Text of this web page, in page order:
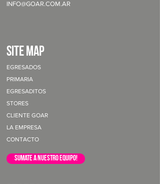
INFO@GOAR.COM.AR
site map
EGRESADOS
PRIMARIA
EGRESADITOS
STORES
CLIENTE GOAR
LA EMPRESA
CONTACTO
sumate a nuestro equipo!